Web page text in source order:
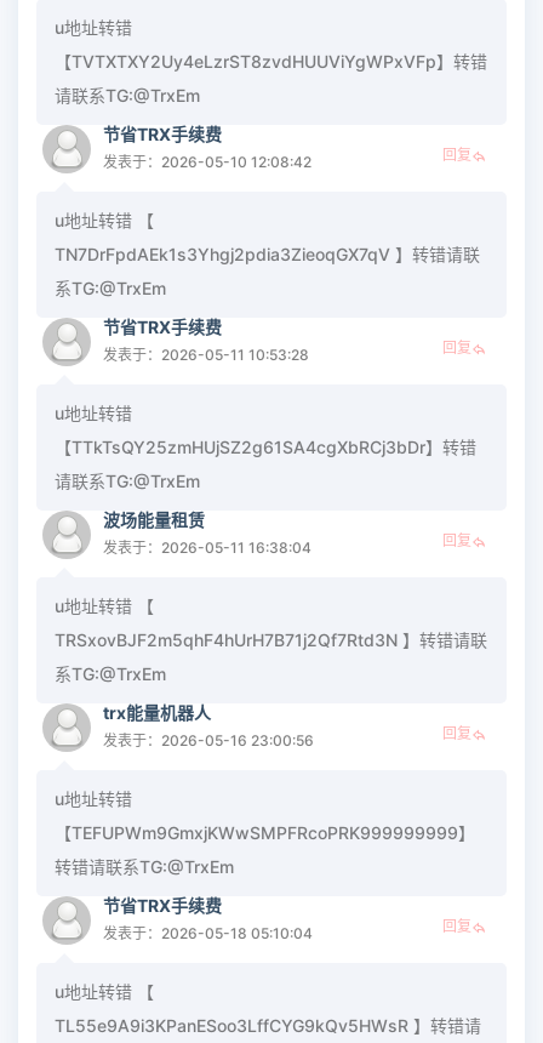
u地址转错
【TVTXTXY2Uy4eLzrST8zvdHUUViYgWPxVFp】转错
请联系TG:@TrxEm
节省TRX手续费
发表于：2026-05-10 12:08:42 回复
u地址转错 【
TN7DrFpdAEk1s3Yhgj2pdia3ZieoqGX7qV 】转错请联
系TG:@TrxEm
节省TRX手续费
发表于：2026-05-11 10:53:28 回复
u地址转错
【TTkTsQY25zmHUjSZ2g61SA4cgXbRCj3bDr】转错
请联系TG:@TrxEm
波场能量租赁
发表于：2026-05-11 16:38:04 回复
u地址转错 【
TRSxovBJF2m5qhF4hUrH7B71j2Qf7Rtd3N 】转错请联
系TG:@TrxEm
trx能量机器人
发表于：2026-05-16 23:00:56 回复
u地址转错
【TEFUPWm9GmxjKWwSMPFRcoPRK999999999】
转错请联系TG:@TrxEm
节省TRX手续费
发表于：2026-05-18 05:10:04 回复
u地址转错 【
TL55e9A9i3KPanESoo3LffCYG9kQv5HWsR 】转错请